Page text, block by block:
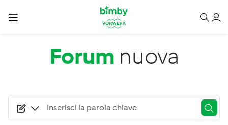
Salta al contenuto principale
Forum nuova